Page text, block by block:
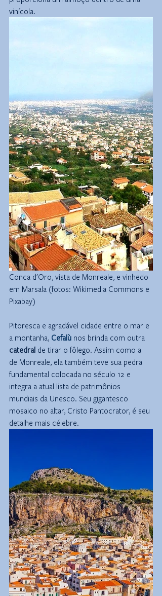
vinícola.
Conca d'Oro, vista de Monreale, e vinhedo
em Marsala (fotos: Wikimedia Commons e
Pixabay)
Pitoresca e agradável cidade entre o mar e
a montanha, Cefalù nos brinda com outra
catedral de tirar o fôlego. Assim como a
de Monreale, ela também teve sua pedra
fundamental colocada no século 12 e
integra a atual lista de patrimônios
mundiais da Unesco. Seu gigantesco
mosaico no altar, Cristo Pantocrator, é seu
detalhe mais célebre.